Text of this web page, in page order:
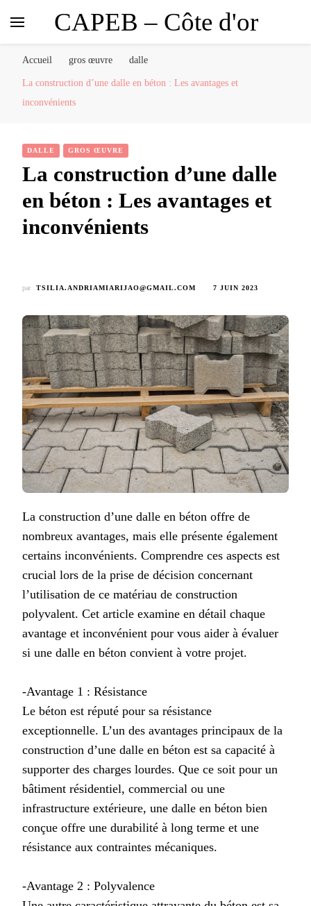
CAPEB – Côte d'or
Accueil gros œuvre dalle
La construction d’une dalle en béton : Les avantages et
inconvénients
DALLE GROS ŒUVRE
La construction d’une dalle
en béton : Les avantages et
inconvénients
par TSILIA.ANDRIAMIARIJAO@GMAIL.COM 7 JUIN 2023
La construction d’une dalle en béton offre de
nombreux avantages, mais elle présente également
certains inconvénients. Comprendre ces aspects est
crucial lors de la prise de décision concernant
l’utilisation de ce matériau de construction
polyvalent. Cet article examine en détail chaque
avantage et inconvénient pour vous aider à évaluer
si une dalle en béton convient à votre projet.
-Avantage 1 : Résistance
Le béton est réputé pour sa résistance
exceptionnelle. L’un des avantages principaux de la
construction d’une dalle en béton est sa capacité à
supporter des charges lourdes. Que ce soit pour un
bâtiment résidentiel, commercial ou une
infrastructure extérieure, une dalle en béton bien
conçue offre une durabilité à long terme et une
résistance aux contraintes mécaniques.
-Avantage 2 : Polyvalence